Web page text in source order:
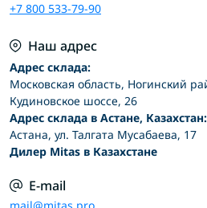
+7 800 533-79-90
Наш адрес
Адрес склада:
Московская область, Ногинский
Кудиновское шоссе, 26
Адрес склада в Астане, Казахстан:
Астана, ул. Талгата Мусабаева, 17
Дилер Mitas в Казахстане
E-mail